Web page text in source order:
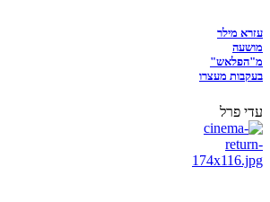
עזרא מילר
מושעה
מ"הפלאש"
בעקבות מעצרו
עדי פרל